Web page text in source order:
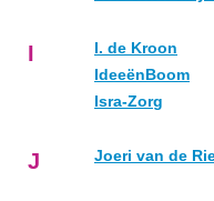
I
I. de Kroon
IdeeënBoom
Isra-Zorg
J Joeri van de